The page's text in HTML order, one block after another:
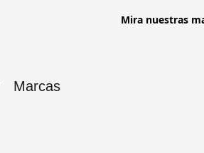
Mira nuestras
Marcas